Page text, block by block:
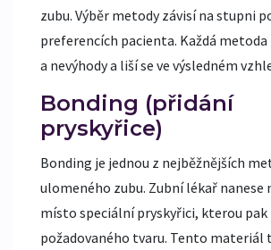
zubu. Výběr metody závisí na stupni
preferencích pacienta. Každá metoda
a nevýhody a liší se ve výsledném
Bonding (přidání
pryskyřice)
Bonding je jednou z nejběžnějších
ulomeného zubu. Zubní lékař nanese
místo speciální pryskyřici, kterou
požadovaného tvaru. Tento materiál